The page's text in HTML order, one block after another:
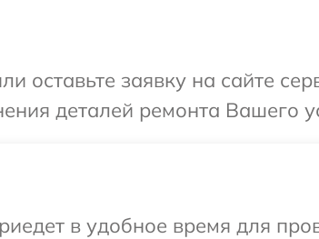
оставьте заявку на сайте
деталей ремонта Вашего
в удобное время для